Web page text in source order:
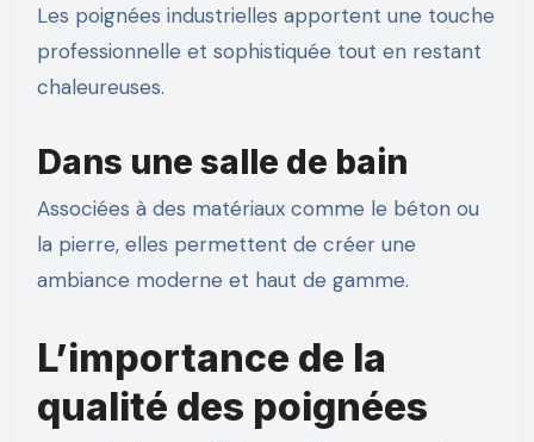
Les poignées industrielles apportent une touche
professionnelle et sophistiquée tout en restant
chaleureuses.
Dans une salle de bain
Associées à des matériaux comme le béton ou
la pierre, elles permettent de créer une
ambiance moderne et haut de gamme.
L’importance de la
qualité des poignées